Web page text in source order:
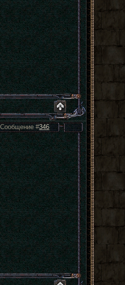
Сообщение #346